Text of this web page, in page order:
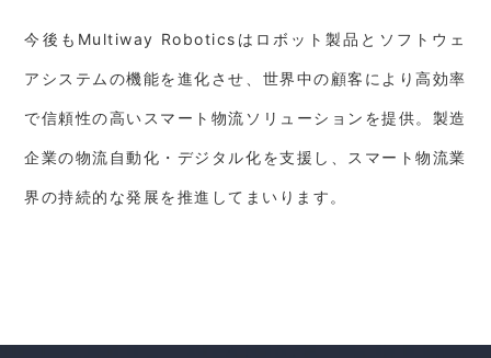
今後もMultiway Roboticsはロボット製品とソフトウェ
アシステムの機能を進化させ、世界中の顧客により高効率
で信頼性の高いスマート物流ソリューションを提供。製造
企業の物流自動化・デジタル化を支援し、スマート物流業
界の持続的な発展を推進してまいります。